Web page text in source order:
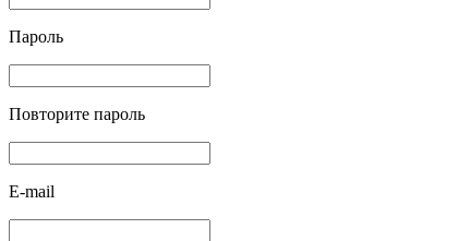
Пароль
Повторите пароль
E-mail